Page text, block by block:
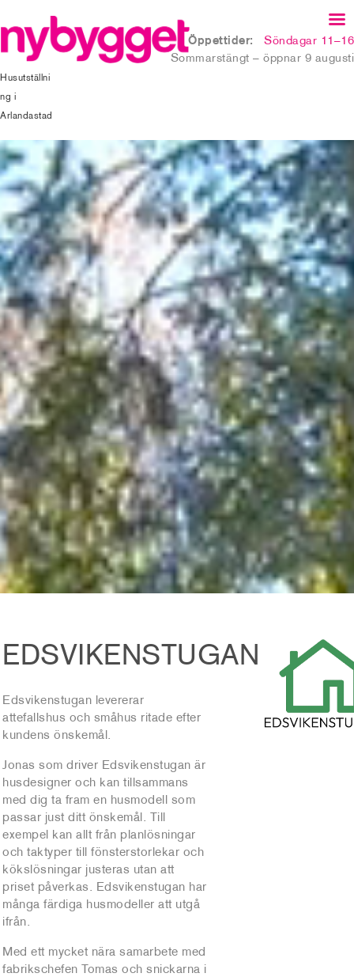
Husutställni
ng i
Arlandastad
Öppettider:
Söndagar 11–16
Sommarstängt – öppnar 9 augusti
EDSVIKENSTUGAN
Edsvikenstugan levererar
attefallshus och småhus ritade efter
kundens önskemål.
Jonas som driver Edsvikenstugan är
husdesigner och kan tillsammans
med dig ta fram en husmodell som
passar just ditt önskemål. Till
exempel kan allt från planlösningar
och taktyper till fönsterstorlekar och
kökslösningar justeras utan att
priset påverkas. Edsvikenstugan har
många färdiga husmodeller att utgå
ifrån.
Med ett mycket nära samarbete med
fabrikschefen Tomas och snickarna i